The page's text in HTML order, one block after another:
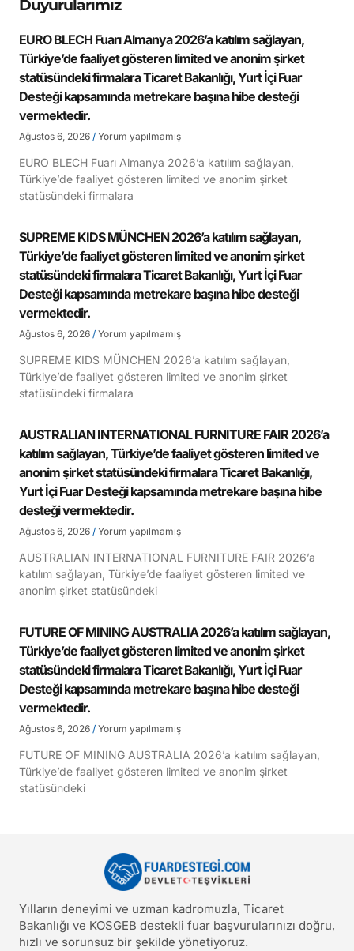
Duyurularımız
EURO BLECH Fuarı Almanya 2026’a katılım sağlayan,
Türkiye’de faaliyet gösteren limited ve anonim şirket
statüsündeki firmalara Ticaret Bakanlığı, Yurt İçi Fuar
Desteği kapsamında metrekare başına hibe desteği
vermektedir.
Ağustos 6, 2026 Yorum yapılmamış
EURO BLECH Fuarı Almanya 2026’a katılım sağlayan,
Türkiye’de faaliyet gösteren limited ve anonim şirket
statüsündeki firmalara
SUPREME KIDS MÜNCHEN 2026’a katılım sağlayan,
Türkiye’de faaliyet gösteren limited ve anonim şirket
statüsündeki firmalara Ticaret Bakanlığı, Yurt İçi Fuar
Desteği kapsamında metrekare başına hibe desteği
vermektedir.
Ağustos 6, 2026 Yorum yapılmamış
SUPREME KIDS MÜNCHEN 2026’a katılım sağlayan,
Türkiye’de faaliyet gösteren limited ve anonim şirket
statüsündeki firmalara
AUSTRALIAN INTERNATIONAL FURNITURE FAIR 2026’a
katılım sağlayan, Türkiye’de faaliyet gösteren limited ve
anonim şirket statüsündeki firmalara Ticaret Bakanlığı,
Yurt İçi Fuar Desteği kapsamında metrekare başına hibe
desteği vermektedir.
Ağustos 6, 2026 Yorum yapılmamış
AUSTRALIAN INTERNATIONAL FURNITURE FAIR 2026’a
katılım sağlayan, Türkiye’de faaliyet gösteren limited ve
anonim şirket statüsündeki
FUTURE OF MINING AUSTRALIA 2026’a katılım sağlayan,
Türkiye’de faaliyet gösteren limited ve anonim şirket
statüsündeki firmalara Ticaret Bakanlığı, Yurt İçi Fuar
Desteği kapsamında metrekare başına hibe desteği
vermektedir.
Ağustos 6, 2026 Yorum yapılmamış
FUTURE OF MINING AUSTRALIA 2026’a katılım sağlayan,
Türkiye’de faaliyet gösteren limited ve anonim şirket
statüsündeki
Yılların deneyimi ve uzman kadromuzla, Ticaret
Bakanlığı ve KOSGEB destekli fuar başvurularınızı doğru,
hızlı ve sorunsuz bir şekilde yönetiyoruz.